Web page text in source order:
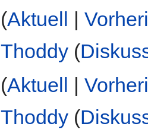
(Aktuell |
Thoddy (
(Aktuell |
Thoddy (